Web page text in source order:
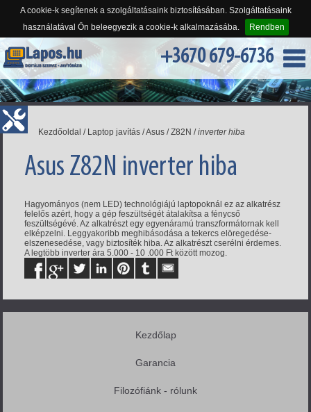
A cookie-k segítenek a szolgáltatásaink biztosításában. Szolgáltatásaink
használatával Ön beleegyezik a cookie-k alkalmazásába.
Rendben
+3670 679-6736
Kezdőoldal / Laptop javítás /Asus /Z82N /inverter hiba
Asus Z82N inverter hiba
Hagyományos (nem LED) technológiájú laptopoknál ez az alkatrész
felelős azért, hogy a gép feszültségét átalakítsa a fénycső
feszültségévé. Az alkatrészt egy egyenáramú transzformátornak kell
elképzelni. Leggyakoribb meghibásodása a tekercs elöregedése-
elszenesedése, vagy biztosíték hiba. Az alkatrészt cserélni érdemes.
A legtöbb inverter ára 5.000 - 10 .000 Ft között mozog.
Kezdőlap
Garancia
Filozófiánk - rólunk